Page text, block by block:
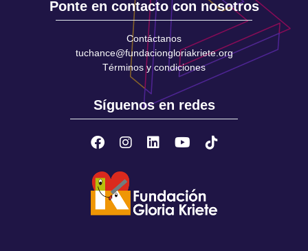
Ponte en contacto con nosotros
Contáctanos
tuchance@fundaciongloriakriete.org
Términos y condiciones
Síguenos en redes